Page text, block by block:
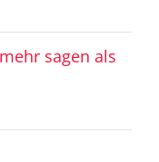
sagen als